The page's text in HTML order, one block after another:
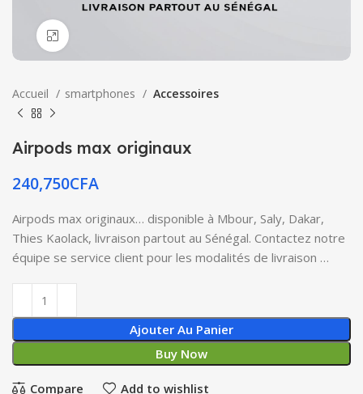
Accueil smartphones Accessoires
Airpods max originaux
240,750CFA
Airpods max originaux… disponible à Mbour, Saly, Dakar,
Thies Kaolack, livraison partout au Sénégal. Contactez notre
équipe se service client pour les modalités de livraison …
Ajouter Au Panier
Buy Now
Compare Add to wishlist